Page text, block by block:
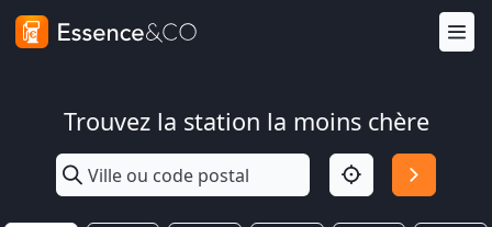
Trouvez la station la moins chère